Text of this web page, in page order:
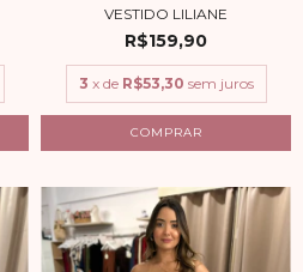
VESTIDO LILIANE
R$159,90
3 x de R$53,30 sem juros
COMPRAR